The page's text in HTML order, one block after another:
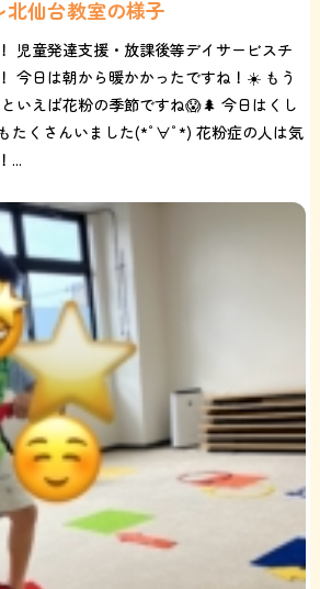
北仙台教室の様子
児童発達支援・放課後等デイサービスチ
今日は朝から暖かかったですね！☀️ もう
いえば花粉の季節ですね😱🌲 今日はくし
たくさんいました(*ﾟ∀ﾟ*) 花粉症の人は気
...